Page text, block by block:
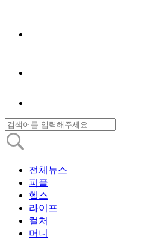
전체뉴스
피플
헬스
라이프
컬처
머니